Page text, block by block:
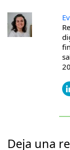
Deja una